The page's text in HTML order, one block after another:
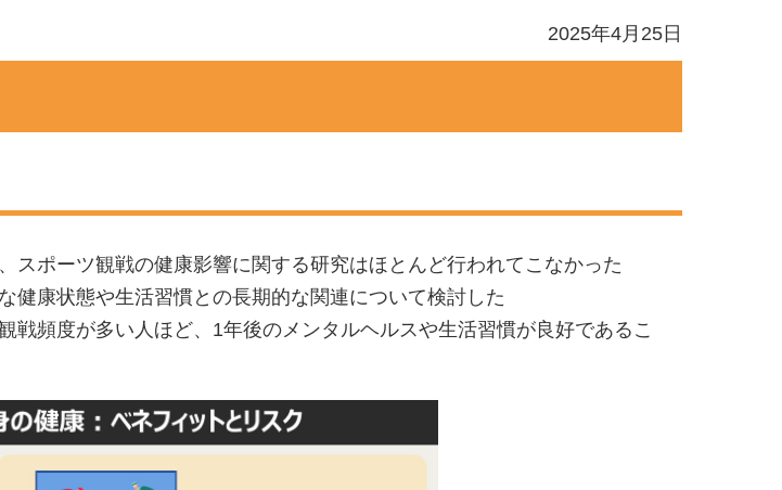
2025年4月25日
ポーツ観戦の健康影響に関する研究はほとんど行われてこなかった
康状態や生活習慣との長期的な関連について検討した
頻度が多い人ほど、1年後のメンタルヘルスや生活習慣が良好であるこ